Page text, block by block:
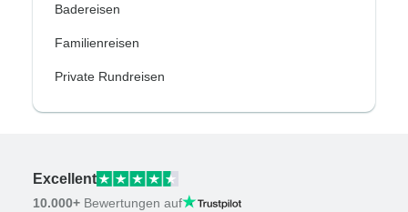
Badereisen
Familienreisen
Private Rundreisen
Excellent
10.000+ Bewertungen auf